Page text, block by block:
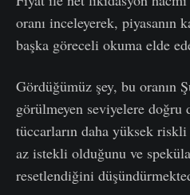
oranı inceleyerek, piyasanın
başka göreceli okuma elde
Gördüğümüz şey, bu oranın
görülmeyen seviyelere doğru
tüccarların daha yüksek
az istekli olduğunu ve
resetlendiğini